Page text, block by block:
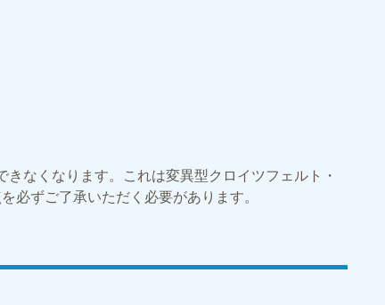
なくなります。これは変異型クロイツフェルト・
必ずご了承いただく必要があります。